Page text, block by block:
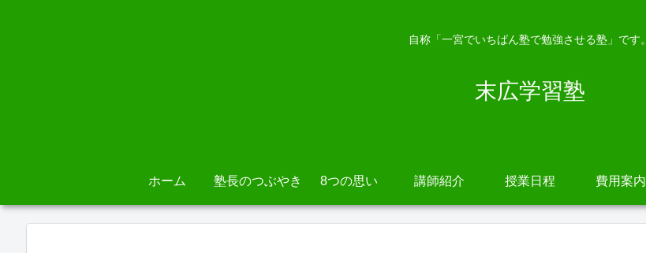
自称「一宮でいちばん塾で勉強させる塾」です。
末広学習塾
ホーム 塾長のつぶやき 8つの思い 講師紹介 授業日程 費用案内